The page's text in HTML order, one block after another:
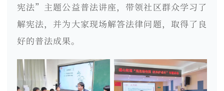
宪法”主题公益普法讲座，带领社区群众学习了
解宪法，并为大家现场解答法律问题，取得了良
好的普法成果。